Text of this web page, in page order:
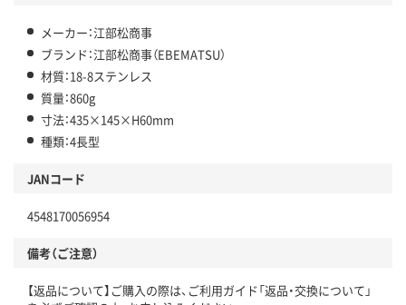
メーカー：江部松商事
ブランド：江部松商事（EBEMATSU）
材質：18-8ステンレス
質量：860g
寸法：435×145×H60mm
種類：4長型
JANコード
4548170056954
備考（ご注意）
【返品について】ご購入の際は、ご利用ガイド「返品・交換について」